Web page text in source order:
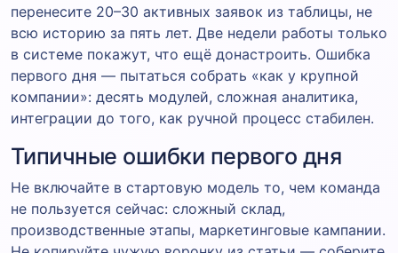
перенесите 20–30 активных заявок из таблицы, не
всю историю за пять лет. Две недели работы только
в системе покажут, что ещё донастроить. Ошибка
первого дня — пытаться собрать «как у крупной
компании»: десять модулей, сложная аналитика,
интеграции до того, как ручной процесс стабилен.
Типичные ошибки первого дня
Не включайте в стартовую модель то, чем команда
не пользуется сейчас: сложный склад,
производственные этапы, маркетинговые кампании.